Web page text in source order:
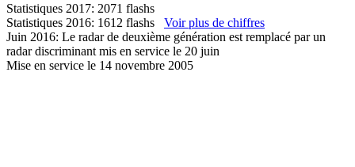
Statistiques 2017: 2071 flashs
Statistiques 2016: 1612 flashs Voir plus de chiffres
Juin 2016: Le radar de deuxième génération est remplacé par un
radar discriminant mis en service le 20 juin
Mise en service le 14 novembre 2005